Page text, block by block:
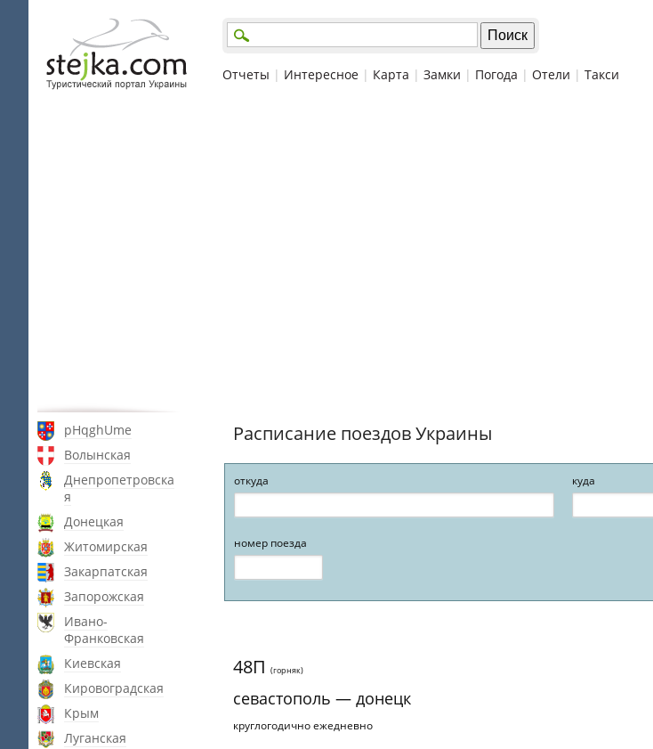
Отчеты | Интересное | Карта | Замки | Погода | Отели | Такси
pHqghUme
Волынская
Днепропетровска
я
Донецкая
Житомирская
Закарпатская
Запорожская
Ивано-
Франковская
Киевская
Кировоградская
Крым
Луганская
Расписание поездов Украины
откуда куда
номер поезда
48П (горняк)
севастополь — донецк
круглогодично ежедневно